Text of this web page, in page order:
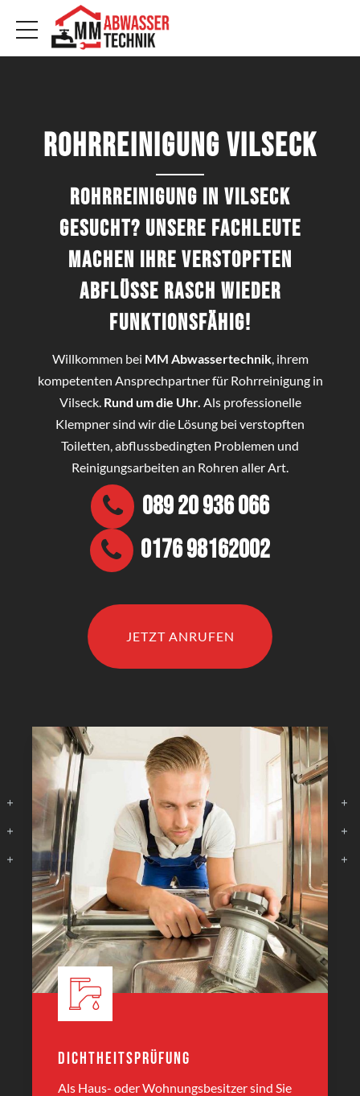
Rohrreinigung Vilseck
Rohrreinigung in Vilseck
gesucht? Unsere Fachleute
machen Ihre verstopften
Abflüsse rasch wieder
funktionsfähig!
Willkommen bei MM Abwassertechnik, ihrem
kompetenten Ansprechpartner für Rohrreinigung in
Vilseck. Rund um die Uhr. Als professionelle
Klempner sind wir die Lösung bei verstopften
Toiletten, abflussbedingten Problemen und
Reinigungsarbeiten an Rohren aller Art.
089 20 936 066
0176 98162002
JETZT ANRUFEN
Dichtheitsprüfung
Als Haus- oder Wohnungsbesitzer sind Sie